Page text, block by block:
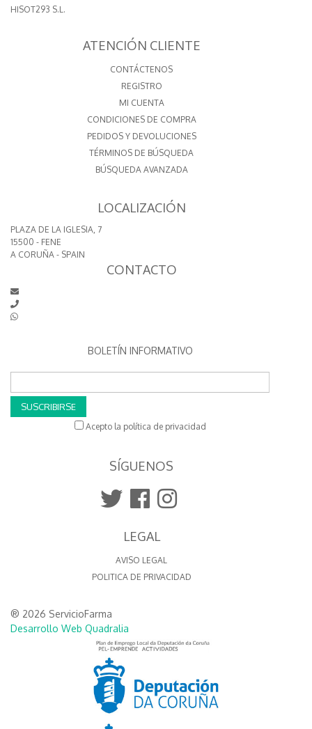
HISOT293 S.L.
ATENCIÓN CLIENTE
CONTÁCTENOS
REGISTRO
MI CUENTA
CONDICIONES DE COMPRA
PEDIDOS Y DEVOLUCIONES
TÉRMINOS DE BÚSQUEDA
BÚSQUEDA AVANZADA
LOCALIZACIÓN
PLAZA DE LA IGLESIA, 7
15500 - FENE
A CORUÑA - SPAIN
CONTACTO
BOLETÍN INFORMATIVO
SUSCRIBIRSE
Acepto la política de privacidad
SÍGUENOS
LEGAL
AVISO LEGAL
POLITICA DE PRIVACIDAD
® 2026 ServicioFarma
Desarrollo Web Quadralia